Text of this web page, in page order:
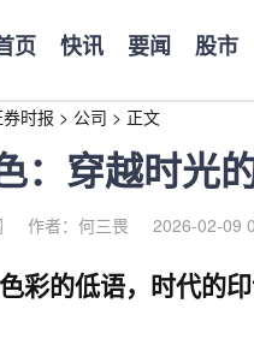
页 快讯 要闻 股市
时报 > 公司 > 正文
：穿越时光
作者：何三畏 2026-02-09
彩的低语，时代的